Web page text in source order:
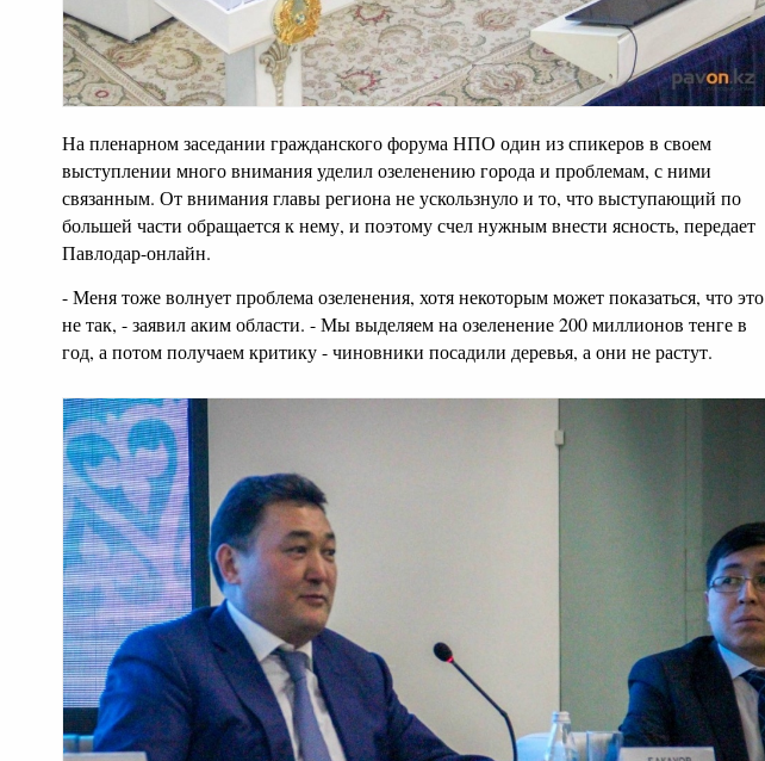
На пленарном заседании гражданского форума НПО один из спикеров в своем
выступлении много внимания уделил озеленению города и проблемам, с ними
связанным. От внимания главы региона не ускользнуло и то, что выступающий по
большей части обращается к нему, и поэтому счел нужным внести ясность, передает
Павлодар-онлайн.
- Меня тоже волнует проблема озеленения, хотя некоторым может показаться, что это
не так, - заявил аким области. - Мы выделяем на озеленение 200 миллионов тенге в
год, а потом получаем критику - чиновники посадили деревья, а они не растут.